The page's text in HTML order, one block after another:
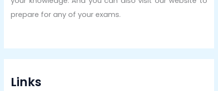
prepare for any of your exams.
Links